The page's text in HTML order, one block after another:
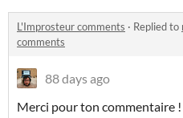
L'Improsteur comments · Replied to
comments
88 days ago
Merci pour ton commentaire